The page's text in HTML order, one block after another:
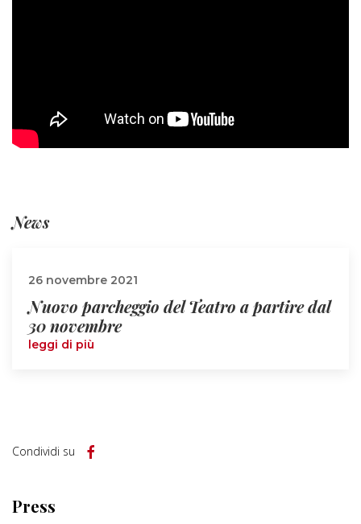
News
26 novembre 2021
Nuovo parcheggio del Teatro a partire dal
30 novembre
leggi di più
Condividi su
Press